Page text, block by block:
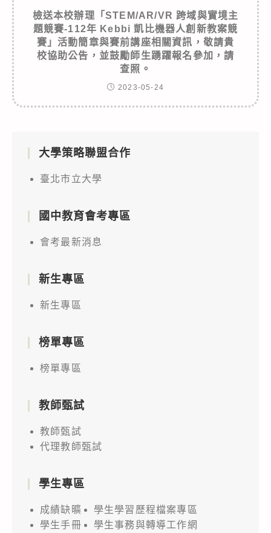
檢送本校辦理「STEM/AR/VR 跨域與實境主
題競賽-112年 Kebbi 凱比機器人創新教案競
賽」活動簡章與賽前講座相關資訊，敬請貴
校協助公告，並鼓勵師生踴躍報名參加，請
查照。
2023-05-24
大學策略聯盟合作
臺北市立大學
國中教育會考專區
會考最新消息
新生專區
新生專區
榜單專區
榜單專區
教師甄試
教師甄試
代理教師甄試
學生專區
成績缺曠
學生學習歷程檔案專區
學生手冊
學生事務與轉導工作網